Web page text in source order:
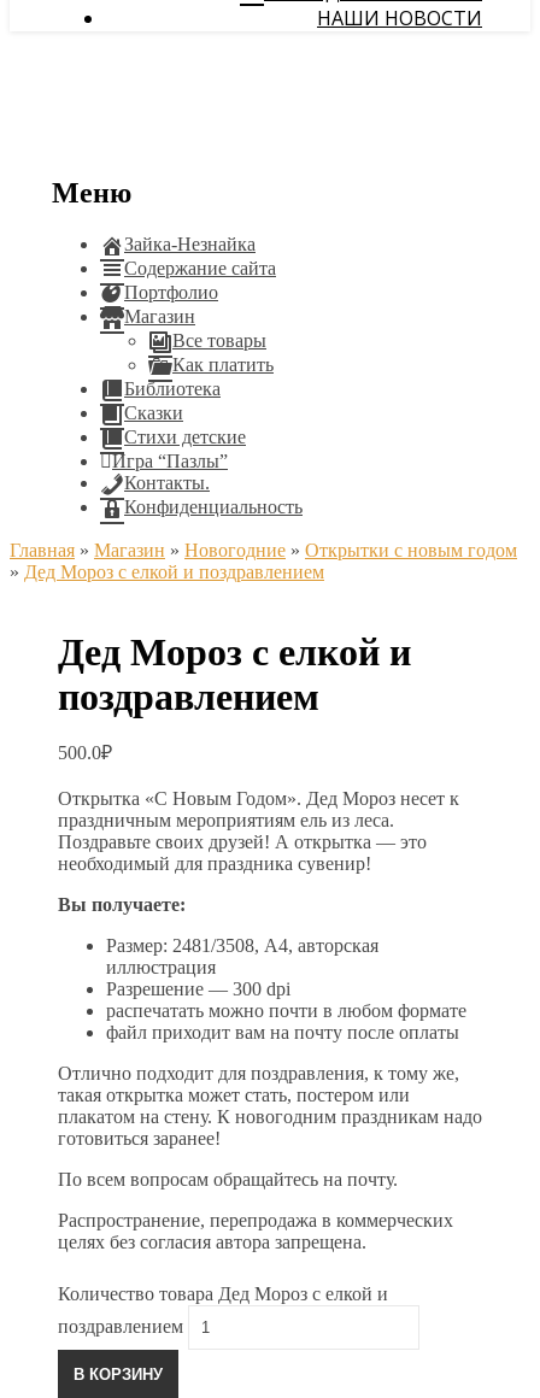
НАШИ НОВОСТИ
Меню
Зайка-Незнайка
Содержание сайта
Портфолио
Магазин
Все товары
Как платить
Библиотека
Сказки
Стихи детские
Игра “Пазлы”
Контакты.
Конфиденциальность
Главная » Магазин » Новогодние » Открытки с новым годом
» Дед Мороз с елкой и поздравлением
Дед Мороз с елкой и
поздравлением
500.0₽
Открытка «С Новым Годом». Дед Мороз несет к
праздничным мероприятиям ель из леса.
Поздравьте своих друзей! А открытка — это
необходимый для праздника сувенир!
Вы получаете:
Размер: 2481/3508, А4, авторская
иллюстрация
Разрешение — 300 dpi
распечатать можно почти в любом формате
файл приходит вам на почту после оплаты
Отлично подходит для поздравления, к тому же,
такая открытка может стать, постером или
плакатом на стену. К новогодним праздникам надо
готовиться заранее!
По всем вопросам обращайтесь на почту.
Распространение, перепродажа в коммерческих
целях без согласия автора запрещена.
Количество товара Дед Мороз с елкой и
поздравлением
В КОРЗИНУ